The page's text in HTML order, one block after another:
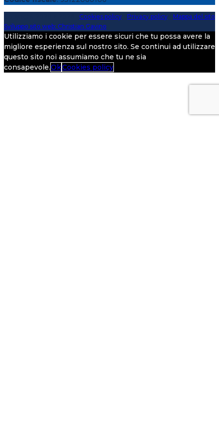
Cookies policy Privacy policy
Mappa del sito
Sviluppo sito web: Christian Gavino
Utilizziamo i cookie per essere sicuri che tu possa avere la
migliore esperienza sul nostro sito. Se continui ad utilizzare
questo sito noi assumiamo che tu ne sia
consapevole.OkCookies policy